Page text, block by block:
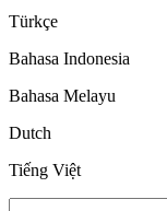
Türkçe
Bahasa Indonesia
Bahasa Melayu
Dutch
Tiếng Việt